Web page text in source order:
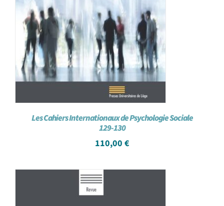
Les Cahiers Internationaux de Psychologie Sociale
129-130
110,00 €